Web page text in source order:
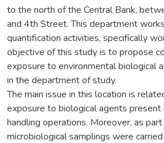
to the north of the Central Bank,
and 4th Street. This department
quantification activities, specifically
objective of this study is to propose
exposure to environmental biological
in the department of study.
The main issue in this location is
exposure to biological agents present
handling operations. Moreover, as
microbiological samplings were